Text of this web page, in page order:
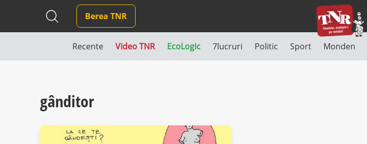
Berea TNR
Recente Video TNR EcoLogic 7lucruri Politic Sport Monden
gânditor